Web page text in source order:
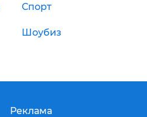
Спорт
Шоубиз
Реклама